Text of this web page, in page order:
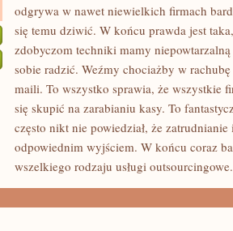
odgrywa w nawet niewielkich firmach
się temu dziwić. W końcu prawda jest
zdobyczom techniki mamy
sobie radzić. Weźmy chociażby w
maili. To wszystko sprawia, że wszystkie
się skupić na zarabianiu kasy. To
często nikt nie powiedział, że
odpowiednim wyjściem. W końcu coraz
wszelkiego rodzaju usługi